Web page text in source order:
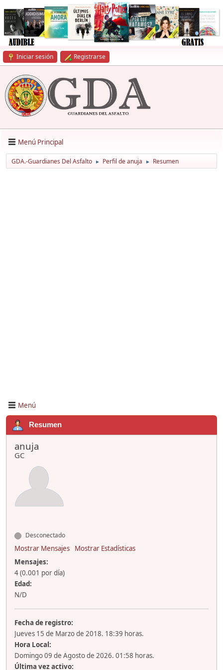
Iniciar sesión Registrarse
Menú Principal
GDA.-Guardianes Del Asfalto ► Perfil de anuja ► Resumen
Menú
Resumen
anuja
GC
Desconectado
Mostrar Mensajes
Mostrar Estadísticas
Mensajes:
4 (0.001 por día)
Edad:
N/D
Fecha de registro:
Jueves 15 de Marzo de 2018. 18:39 horas.
Hora Local:
Domingo 09 de Agosto de 2026. 01:58 horas.
Última vez activo: